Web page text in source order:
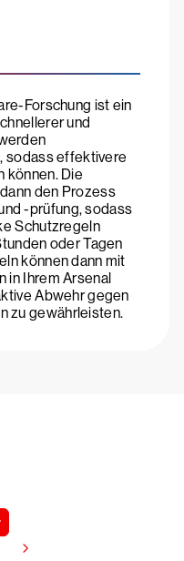
Forschung ist ein
und
sodass effektivere
können. Die
den Prozess
-prüfung, sodass
Schutzregeln
oder Tagen
können dann mit
in Ihrem Arsenal
Abwehr gegen
zu gewährleisten.